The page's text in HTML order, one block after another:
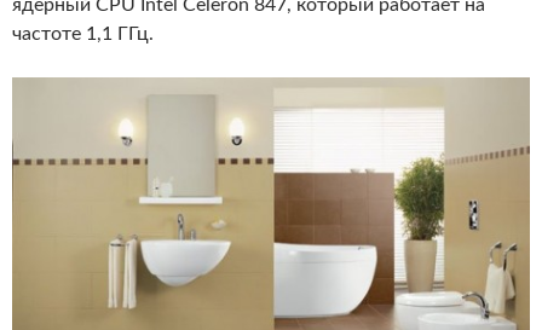
ядерный CPU Intel Celeron 847, который работает на
частоте 1,1 ГГц.